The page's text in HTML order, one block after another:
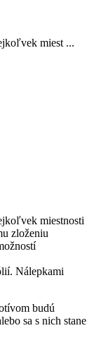
miest ...
miestnosti
zloženiu
Nálepkami
budú
sa s nich stane